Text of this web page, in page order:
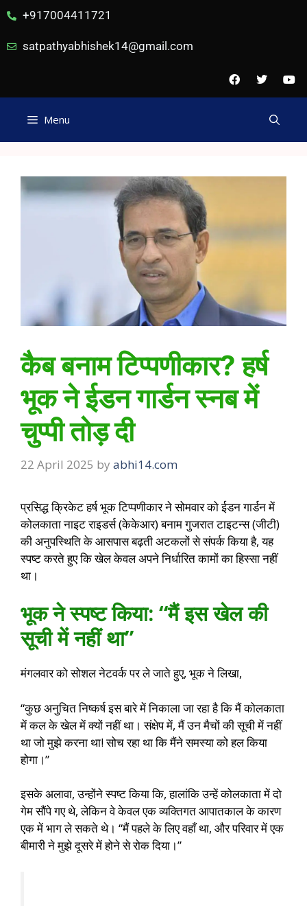
+917004411721
satpathyabhishek14@gmail.com
Menu
कैब बनाम टिप्पणीकार? हर्ष
भूक ने ईडन गार्डन स्नब में
चुप्पी तोड़ दी
22 April 2025 by abhi14.com
प्रसिद्ध क्रिकेट हर्ष भूक टिप्पणीकार ने सोमवार को ईडन गार्डन में
कोलकाता नाइट राइडर्स (केकेआर) बनाम गुजरात टाइटन्स (जीटी)
की अनुपस्थिति के आसपास बढ़ती अटकलों से संपर्क किया है, यह
स्पष्ट करते हुए कि खेल केवल अपने निर्धारित कामों का हिस्सा नहीं
था।
भूक ने स्पष्ट किया: “मैं इस खेल की
सूची में नहीं था”
मंगलवार को सोशल नेटवर्क पर ले जाते हुए, भूक ने लिखा,
“कुछ अनुचित निष्कर्ष इस बारे में निकाला जा रहा है कि मैं कोलकाता
में कल के खेल में क्यों नहीं था। संक्षेप में, मैं उन मैचों की सूची में नहीं
था जो मुझे करना था! सोच रहा था कि मैंने समस्या को हल किया
होगा।”
इसके अलावा, उन्होंने स्पष्ट किया कि, हालांकि उन्हें कोलकाता में दो
गेम सौंपे गए थे, लेकिन वे केवल एक व्यक्तिगत आपातकाल के कारण
एक में भाग ले सकते थे। “मैं पहले के लिए वहाँ था, और परिवार में एक
बीमारी ने मुझे दूसरे में होने से रोक दिया।”